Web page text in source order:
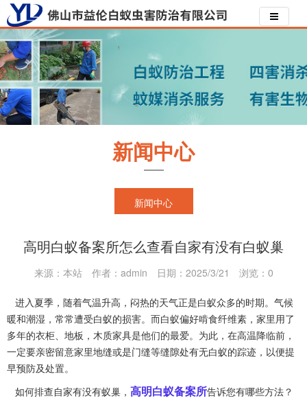
新闻中心
新闻中心
高明白蚁备案所怎么查看自家有没有白蚁巢
来源：本站 作者：admin 日期：2025/3/21 浏览： 0
进入夏季，随着气温升高，闷热的天气正是白蚁众多的时期。气候
暖和潮湿，常常遭受白蚁的损害。而白蚁偏好啃食纤维素，家里用了
多年的衣柜、地板，木质家具是他们的最爱。为此，在高温降临前，
一定要亲密留意家里地缝或是门缝等缝隙处有无白蚁的踪迹，以便提
早预防及处置。
如何排查自家有没有蚁巢， 高明白蚁备案所告诉您有哪些方法？